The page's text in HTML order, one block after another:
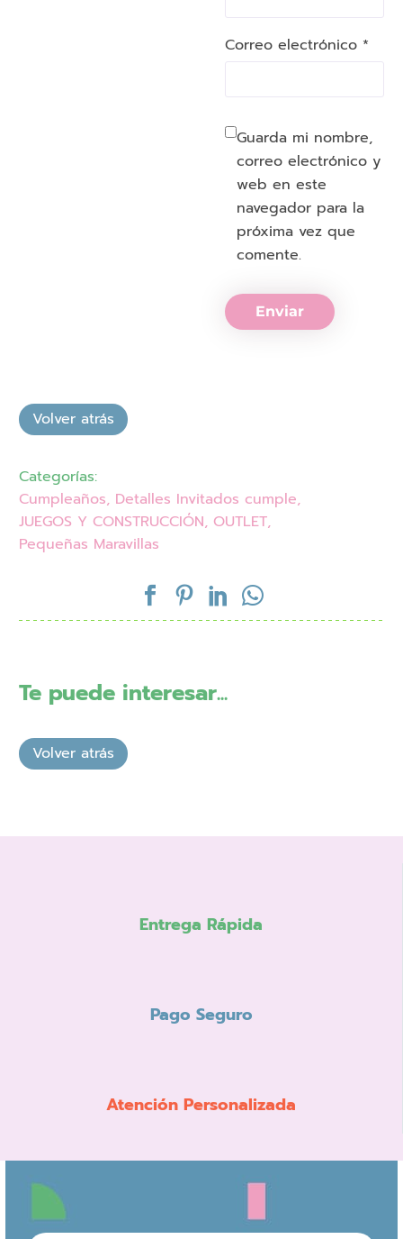
Correo electrónico *
Guarda mi nombre,
correo electrónico y
web en este
navegador para la
próxima vez que
comente.
Enviar
Categorías:
Cumpleaños, Detalles Invitados cumple,
JUEGOS Y CONSTRUCCIÓN, OUTLET,
Pequeñas Maravillas
Te puede interesar...
Entrega Rápida
Pago Seguro
Atención Personalizada